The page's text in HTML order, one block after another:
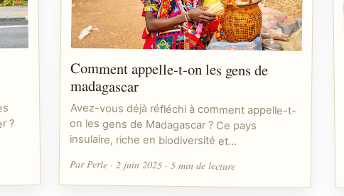
?
Comment appelle-t-on les gens de
madagascar
Avez-vous déjà réfléchi à comment appelle-t-
on les gens de Madagascar ? Ce pays
insulaire, riche en biodiversité et…
Par Perle · 2 juin 2025 · 5 min de lecture